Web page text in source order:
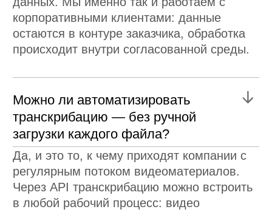
УСЛУГИ
/ APP CART
/ МОБИЛЬНАЯ РАЗРАБОТКА
/ РАЗРАБОТКА ИИ-РЕШЕНИЙ
/ ПРОДУКТОВЫЕ ИССЛЕДОВАНИЯ И АНАЛИТИКА
/ +7 (495) 150-41-28
/ WEB-РАЗРАБОТКА
/ БИТРИКС24